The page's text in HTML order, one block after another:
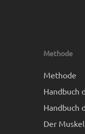
Methode
Methode
Handbuch
Handbuch
Der